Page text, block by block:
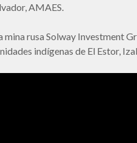
AMAES.
rusa Solway Investment
indígenas de El Estor,